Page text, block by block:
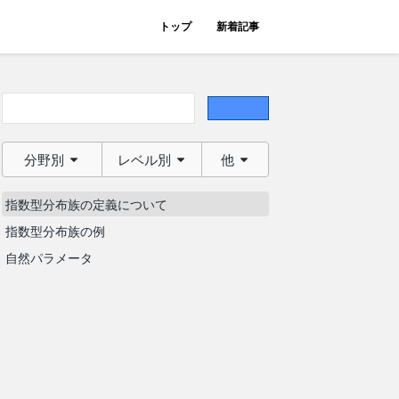
トップ 新着記事
分野別 レベル別 他
指数型分布族の定義について
指数型分布族の例
自然パラメータ